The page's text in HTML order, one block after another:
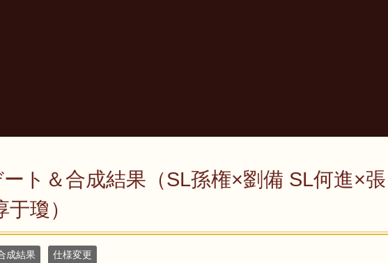
ト＆合成結果（SL孫権×劉備 SL何進×張
瓊）
成結果 仕様変更